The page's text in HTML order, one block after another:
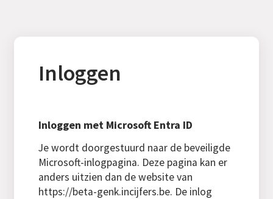
Inloggen
Inloggen met Microsoft Entra ID
Je wordt doorgestuurd naar de beveiligde
Microsoft-inlogpagina. Deze pagina kan er
anders uitzien dan de website van
https://beta-genk.incijfers.be. De inlog